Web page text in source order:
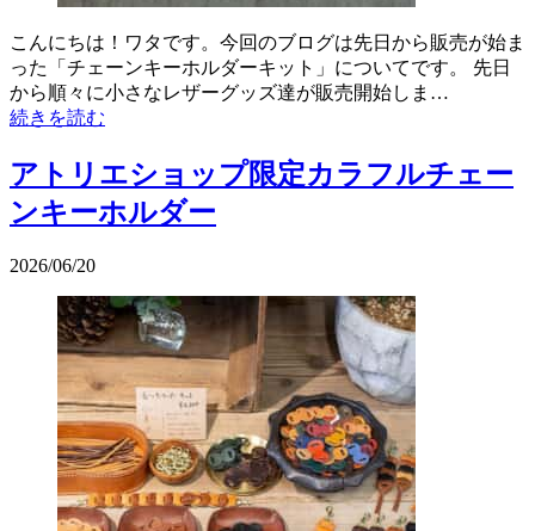
こんにちは！ワタです。今回のブログは先日から販売が始ま
った「チェーンキーホルダーキット」についてです。 先日
から順々に小さなレザーグッズ達が販売開始しま…
続きを読む
アトリエショップ限定カラフルチェー
ンキーホルダー
2026/06/20